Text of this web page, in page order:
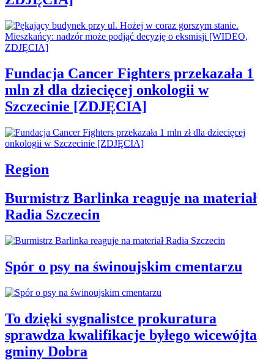
Fundacja Cancer Fighters przekazała 1
mln zł dla dziecięcej onkologii w
Szczecinie [ZDJĘCIA]
Region
Burmistrz Barlinka reaguje na materiał
Radia Szczecin
Spór o psy na świnoujskim cmentarzu
To dzięki sygnalistce prokuratura
sprawdza kwalifikacje byłego wicewójta
gminy Dobra